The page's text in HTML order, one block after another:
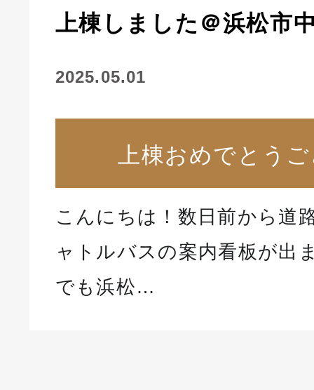
上棟しました＠浜松市
2025.05.01
上棟おめでとう
こんにちは！数日前から道
ャトルバスの案内看板が出
でも浜松…